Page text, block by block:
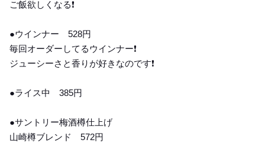
ご飯欲しくなる❗️
●ウインナー 528円
毎回オーダーしてるウインナー❗️
ジューシーさと香りが好きなのです❗️
●ライス中 385円
●サントリー梅酒樽仕上げ
山崎樽ブレンド 572円